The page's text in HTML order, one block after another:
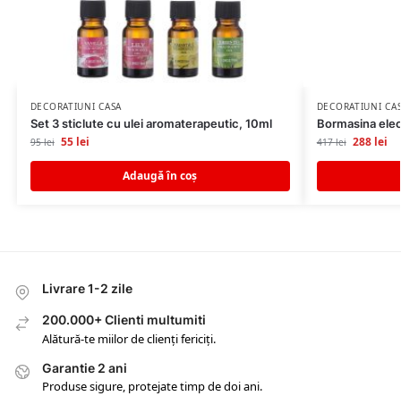
DECORATIUNI CASA
Set 3 sticlute cu ulei aromaterapeutic, 10ml
95lei 55 lei
Adaugă în coș
DECORATIUNI
Bormasina
417lei 288 lei
Livrare 1-2 zile
200.000+ Clienti multumiti
Alătură-te miilor de clienți fericiți.
Garantie 2 ani
Produse sigure, protejate timp de doi ani.